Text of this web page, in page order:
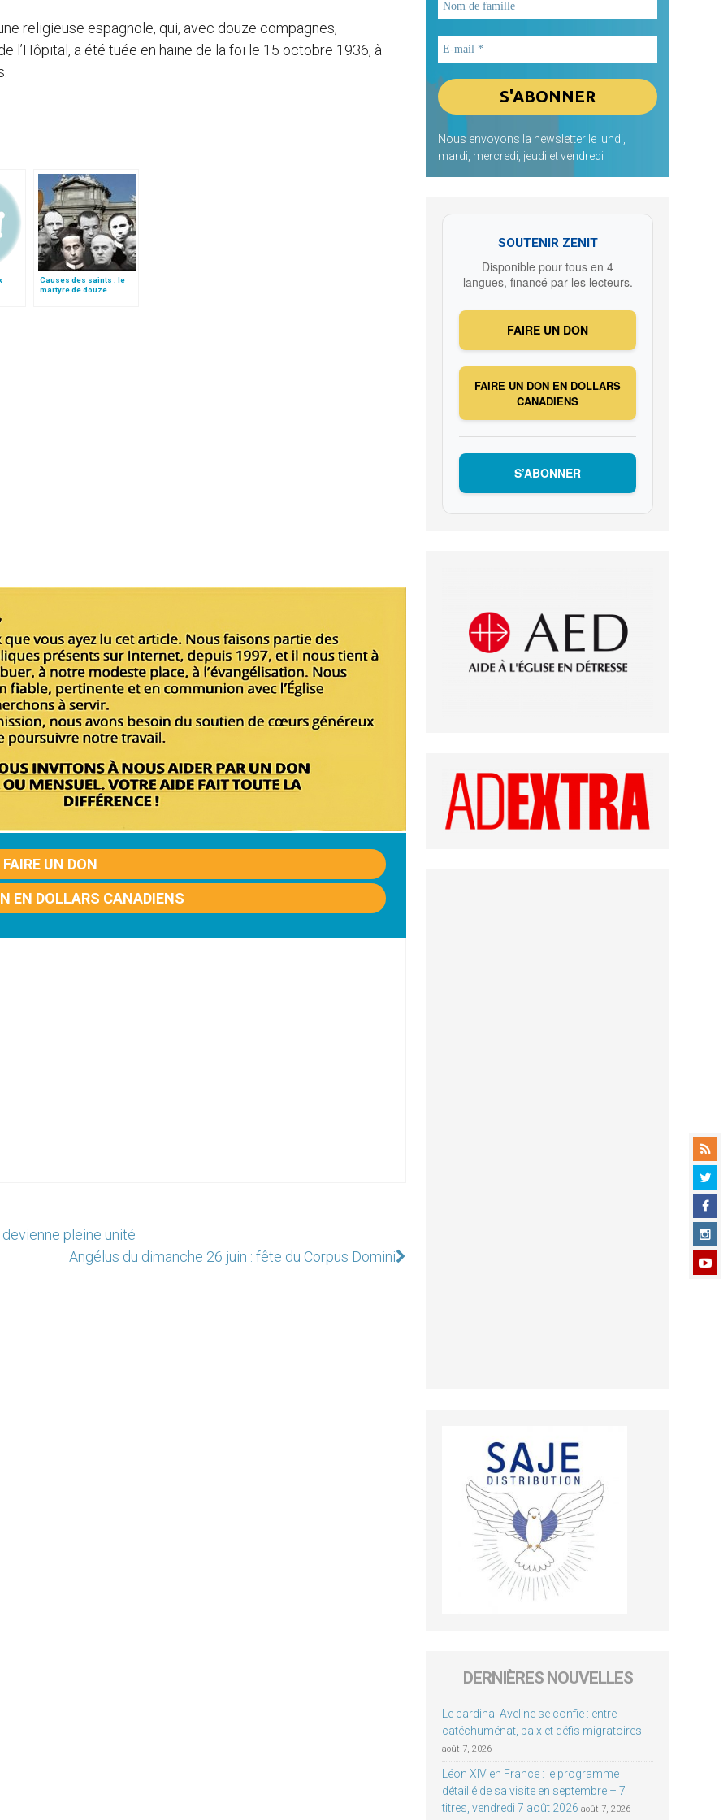
religieuse espagnole, qui, avec douze compagnes,
l’Hôpital, a été tuée en haine de la foi le 15 octobre 1936, à
Causes des saints : le
martyre de douze
FAIRE UN DON
EN DOLLARS CANADIENS
pleine unité
Angélus du dimanche 26 juin : fête du Corpus Domini
Nous envoyons la newsletter le lundi,
mardi, mercredi, jeudi et vendredi
SOUTENIR ZENIT
Disponible pour tous en 4
langues, financé par les lecteurs.
FAIRE UN DON
FAIRE UN DON EN DOLLARS
CANADIENS
S’ABONNER
DERNIÈRES NOUVELLES
Le cardinal Aveline se confie : entre
catéchuménat, paix et défis migratoires
août 7, 2026
Léon XIV en France : le programme
détaillé de sa visite en septembre – 7
titres, vendredi 7 août 2026 août 7, 2026